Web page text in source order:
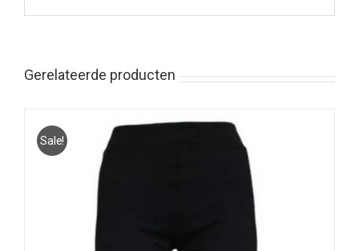
Gerelateerde producten
Sale!